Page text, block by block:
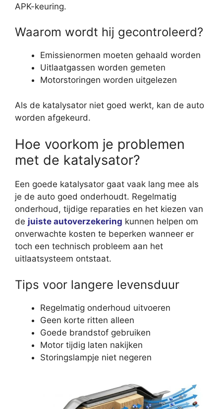
APK-keuring.
Waarom wordt hij gecontroleerd?
Emissienormen moeten gehaald worden
Uitlaatgassen worden gemeten
Motorstoringen worden uitgelezen
Als de katalysator niet goed werkt, kan de auto
worden afgekeurd.
Hoe voorkom je problemen
met de katalysator?
Een goede katalysator gaat vaak lang mee als
je de auto goed onderhoudt. Regelmatig
onderhoud, tijdige reparaties en het kiezen van
de juiste autoverzekering kunnen helpen om
onverwachte kosten te beperken wanneer er
toch een technisch probleem aan het
uitlaatsysteem ontstaat.
Tips voor langere levensduur
Regelmatig onderhoud uitvoeren
Geen korte ritten alleen
Goede brandstof gebruiken
Motor tijdig laten nakijken
Storingslampje niet negeren